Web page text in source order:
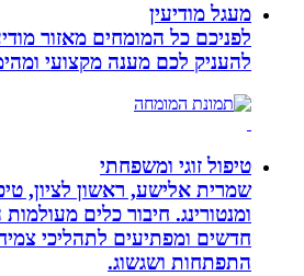
מעגל מודיעין
לפניכם כל המומחים מאזור מודיעין
להעניק לכם מענה מקצועי ומהימן
טיפול זוגי ומשפחתי
שמרית אלישע, ראשון לציון, טיפול
ומנטורינג. חיבור כלים מעולמות
חדשים ומפתיעים לתהליכי צמיחה,
התפתחות ושגשוג.